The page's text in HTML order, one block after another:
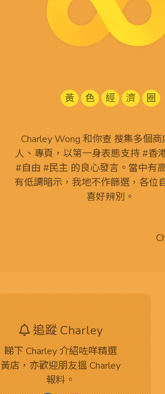
黃 色 經 濟 圈
Charley Wong 和你查 搜集多個
人、專頁，以第一身表態支持 #香
#自由 #民主 的良心發言。當中有
有低調暗示，我地不作篩選，各位
喜好辨別。
追蹤 Charley
睇下 Charley 介紹咗咩精選
黃店，亦歡迎朋友搵 Charley
報料。